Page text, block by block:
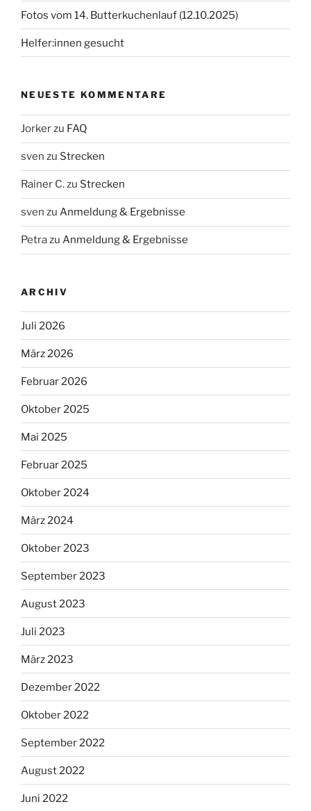
Fotos vom 14. Butterkuchenlauf (12.10.2025)
Helfer:innen gesucht
NEUESTE KOMMENTARE
Jorkerzu FAQ
sven zu Strecken
Rainer C.zu Strecken
sven zu Anmeldung & Ergebnisse
Petrazu Anmeldung & Ergebnisse
ARCHIV
Juli 2026
März 2026
Februar 2026
Oktober 2025
Mai 2025
Februar 2025
Oktober 2024
März 2024
Oktober 2023
September 2023
August 2023
Juli 2023
März 2023
Dezember 2022
Oktober 2022
September 2022
August 2022
Juni 2022